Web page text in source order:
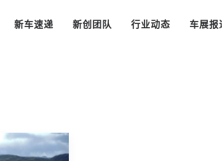
新车速递 新创团队 行业动态 车展报